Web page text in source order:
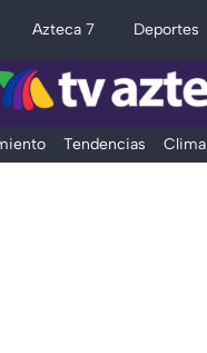
Azteca 7 Deportes
Tendencias Clima